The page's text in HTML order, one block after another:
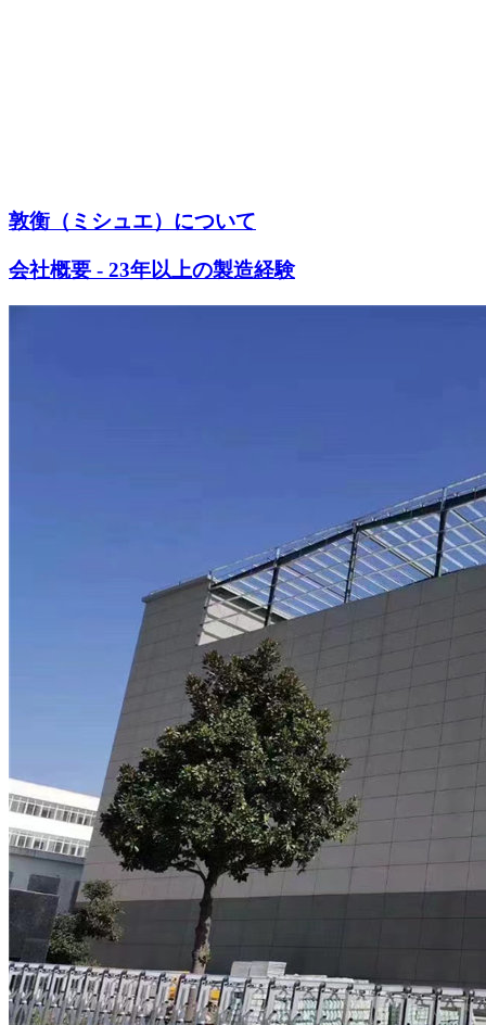
敦衡（ミシュエ）について
会社概要 - 23年以上の製造経験